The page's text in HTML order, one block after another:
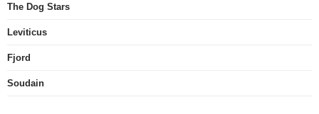
The Dog Stars
Leviticus
Fjord
Soudain